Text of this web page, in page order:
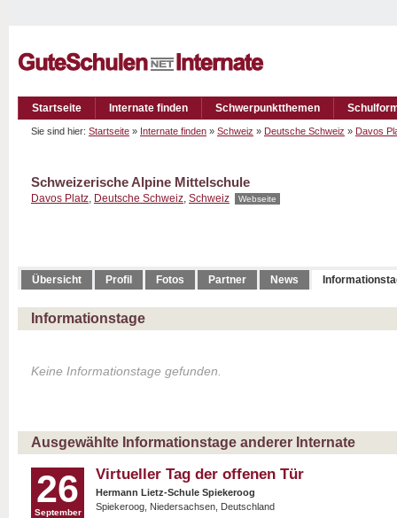
Startseite Internate finden Schwerpunktthemen
Sie sind hier: Startseite » Internate finden » Schweiz » Deutsche Schweiz » Davos
Schweizerische Alpine Mittelschule
Davos Platz, Deutsche Schweiz, Schweiz Webseite
Übersicht Profil Fotos Partner News
Informationstage
Keine Informationstage gefunden.
Ausgewählte Informationstage anderer Internate
26
September
Virtueller Tag der offenen Tür
Hermann Lietz-Schule Spiekeroog
Spiekeroog, Niedersachsen, Deutschland